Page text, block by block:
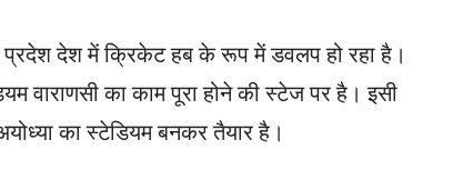
प्रदेश देश में क्रिकेट हब के रूप में डवलप हो रहा है।
वाराणसी का काम पूरा होने की स्टेज पर है। इसी
का स्टेडियम बनकर तैयार है।